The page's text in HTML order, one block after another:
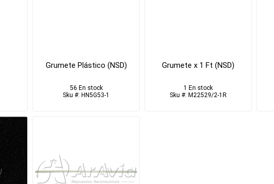
Grumete Plástico (NSD)
56 En stock
Sku #: HN5G53-1
Grumete x 1 Ft (NSD)
1 En stock
Sku #: M22529/2-1R